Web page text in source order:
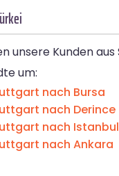
unsere Kunden
um:
nach Bursa
nach Derince
nach Istanbul
nach Ankara